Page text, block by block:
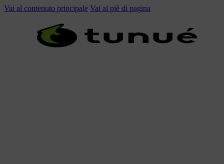
Vai al contenuto principale Vai al piè di pagina